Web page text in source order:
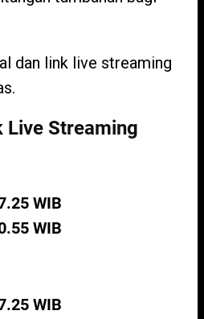
dan link live streaming
Live Streaming
WIB
WIB
WIB